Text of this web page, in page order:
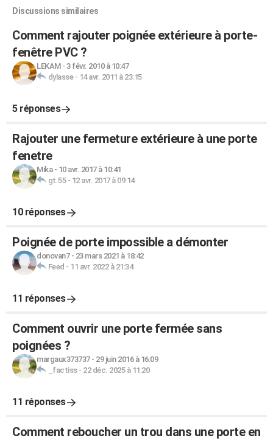
Discussions similaires
Comment rajouter poignée extérieure à porte-
fenêtre PVC ?
LEKAM- 3 févr. 2010 à 10:47
dylasse- 14 avr. 2011 à 23:15
5 réponses
Rajouter une fermeture extérieure à une porte
fenetre
Mika- 10 avr. 2017 à 10:41
gt.55- 12 avr. 2017 à 09:14
10 réponses
Poignée de porte impossible a démonter
donovan7- 23 mars 2021 à 18:42
Feed - 11 avr. 2022 à 21:34
11 réponses
Comment ouvrir une porte fermée sans
poignées ?
margaux373737- 29 juin 2016 à 16:09
_factiss- 22 déc. 2025 à 11:20
11 réponses
Comment reboucher un trou dans une porte en